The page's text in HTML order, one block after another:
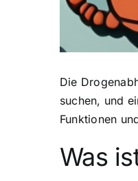
Die
suchen, und
Funktionen
Was